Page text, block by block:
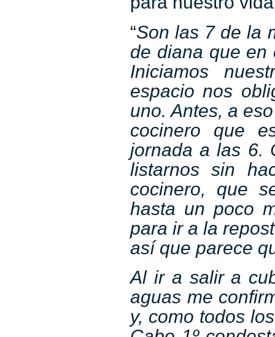
“Son las 7 de la
de diana que en
Iniciamos
espacio nos
uno. Antes, a
cocinero que
jornada a las 6.
listarnos sin
cocinero, que
hasta un poco
para ir a la
así que parece
Al ir a salir a
aguas me
y, como todos